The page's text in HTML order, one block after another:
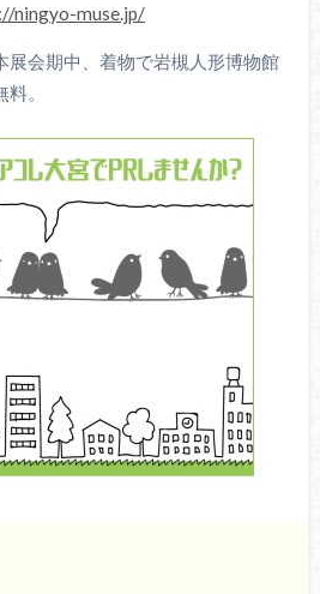
ningyo-muse.jp/
展会期中、着物で岩槻人形博物館
。